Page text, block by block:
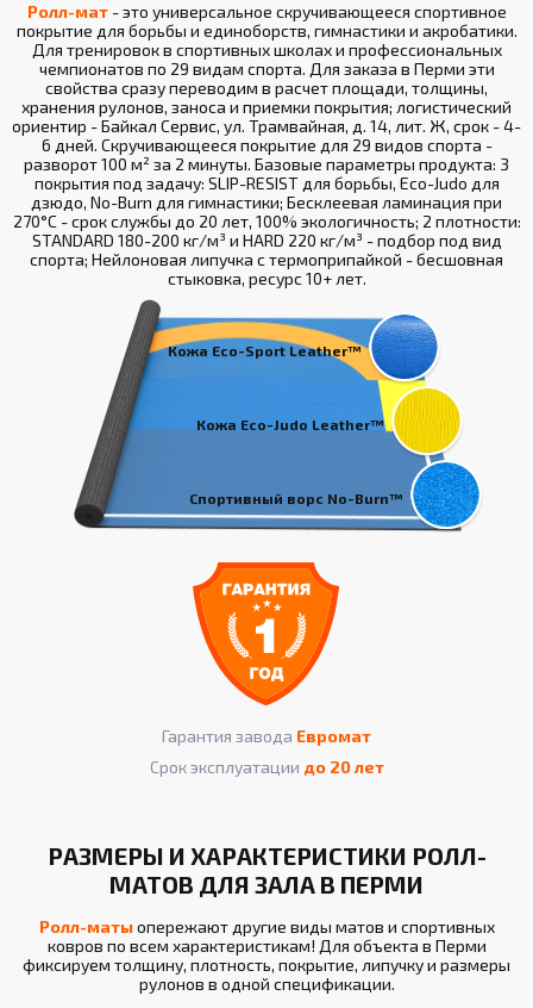
Ролл-мат- это универсальное скручивающееся спортивное
покрытие для борьбы и единоборств, гимнастики и акробатики.
Для тренировок в спортивных школах и профессиональных
чемпионатов по 29 видам спорта. Для заказа в Перми эти
свойства сразу переводим в расчет площади, толщины,
хранения рулонов, заноса и приемки покрытия; логистический
ориентир - Байкал Сервис, ул. Трамвайная, д. 14, лит. Ж, срок - 4-
6 дней. Скручивающееся покрытие для 29 видов спорта -
разворот 100 м² за 2 минуты. Базовые параметры продукта: 3
покрытия под задачу: SLIP-RESIST для борьбы, Eco-Judo для
дзюдо, No-Burn для гимнастики; Бесклеевая ламинация при
270°С - срок службы до 20 лет, 100% экологичность; 2 плотности:
STANDARD 180-200 кг/м³ и HARD 220 кг/м³ - подбор под вид
спорта; Нейлоновая липучка с термоприпайкой - бесшовная
стыковка, ресурс 10+ лет.
Кожа Eco-Sport Leather™
Кожа Eco-Judo Leather™
Спортивный ворс No-Burn™
Гарантия завода Евромат
Срок эксплуатации до 20 лет
РАЗМЕРЫ И ХАРАКТЕРИСТИКИ РОЛЛ-
МАТОВ ДЛЯ ЗАЛА В ПЕРМИ
Ролл-матыопережают другие виды матов и спортивных
ковров по всем характеристикам! Для объекта в Перми
фиксируем толщину, плотность, покрытие, липучку и размеры
рулонов в одной спецификации.